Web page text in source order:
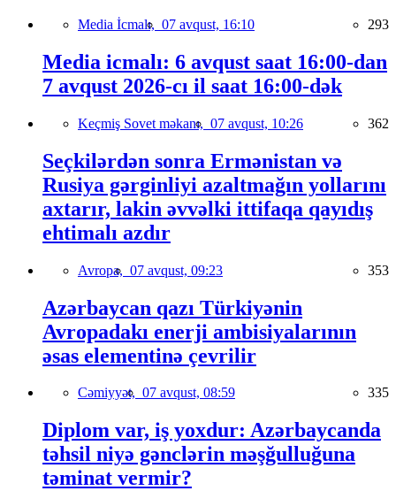
Media İcmalı, 07 avqust, 16:10 293
Media icmalı: 6 avqust saat 16:00-dan
7 avqust 2026-cı il saat 16:00-dək
Keçmiş Sovet məkanı, 07 avqust, 10:26 362
Seçkilərdən sonra Ermənistan və
Rusiya gərginliyi azaltmağın yollarını
axtarır, lakin əvvəlki ittifaqa qayıdış
ehtimalı azdır
Avropa, 07 avqust, 09:23 353
Azərbaycan qazı Türkiyənin
Avropadakı enerji ambisiyalarının
əsas elementinə çevrilir
Cəmiyyət, 07 avqust, 08:59 335
Diplom var, iş yoxdur: Azərbaycanda
təhsil niyə gənclərin məşğulluğuna
təminat vermir?